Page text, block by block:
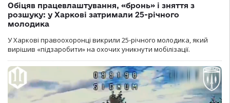
Обіцяв працевлаштування, «бронь» і зняття з
розшуку: у Харкові затримали 25-річного
молодика
У Харкові правоохоронці викрили 25-річного молодика, який
вирішив «підзаробити» на охочих уникнути мобілізації.